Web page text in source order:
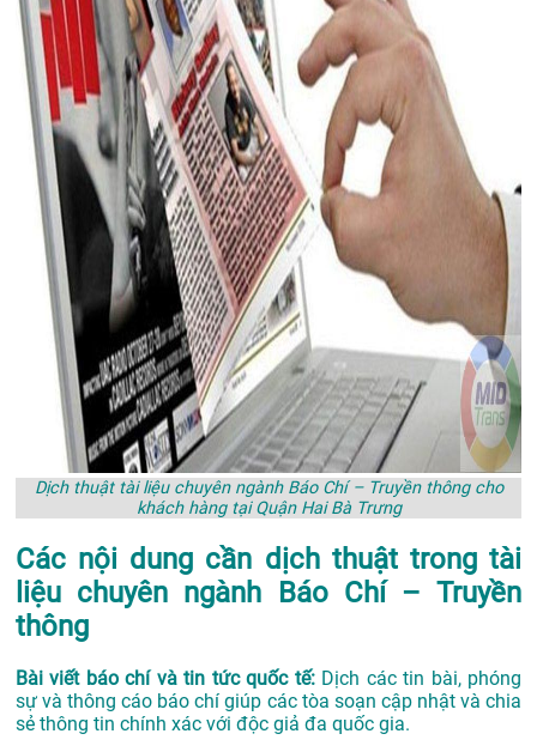
Dịch thuật tài liệu chuyên ngành Báo Chí – Truyền thông cho
khách hàng tại Quận Hai Bà Trưng
Các nội dung cần dịch thuật trong tài
liệu chuyên ngành Báo Chí – Truyền
thông
Bài viết báo chí và tin tức quốc tế: Dịch các tin bài, phóng
sự và thông cáo báo chí giúp các tòa soạn cập nhật và chia
sẻ thông tin chính xác với độc giả đa quốc gia.